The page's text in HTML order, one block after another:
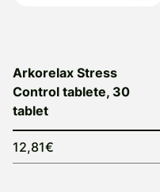
Arkorelax Stress
Control tablete, 30
tablet
12,81€